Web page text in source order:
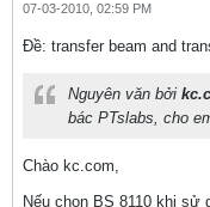
07-03-2010, 02:59 PM
Ðề: transfer beam and
Nguyên văn bởi
bác PTslabs, cho
Chào kc.com,
Nếu chọn BS 8110 khi sử